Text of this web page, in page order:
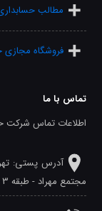
مطالب
فروشگاه
تماس با ما
اطلاعات تماس شرکت
مجتمع مهراد - طبقه 3 - واحد 8